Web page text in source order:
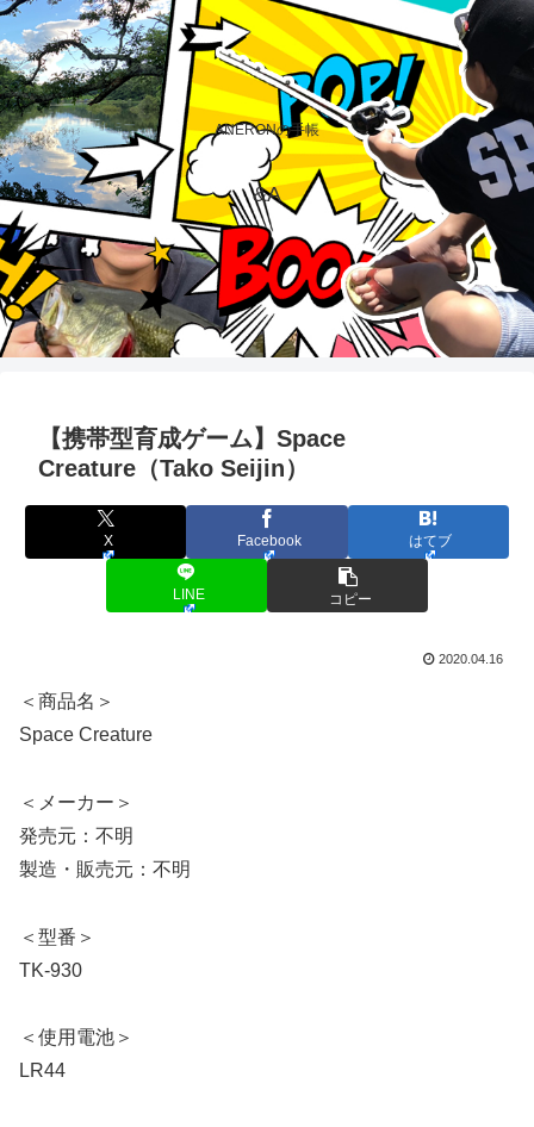
ANERONの手帳
&A
【携帯型育成ゲーム】Space
Creature（Tako Seijin）
X Facebook はてブ
LINE コピー
2020.04.16
＜商品名＞
Space Creature
＜メーカー＞
発売元：不明
製造・販売元：不明
＜型番＞
TK-930
＜使用電池＞
LR44